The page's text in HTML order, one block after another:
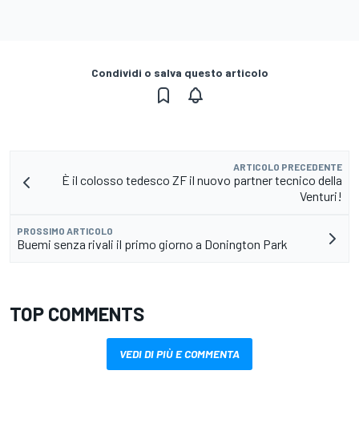
Condividi o salva questo articolo
ARTICOLO PRECEDENTE
È il colosso tedesco ZF il nuovo partner tecnico della
Venturi!
PROSSIMO ARTICOLO
Buemi senza rivali il primo giorno a Donington Park
TOP COMMENTS
VEDI DI PIÙ E COMMENTA